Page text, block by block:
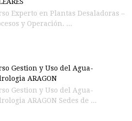
Experto en Plantas Desaladoras –
y Operación. ...
Gestion y Uso del Agua-
ARAGON
Gestion y Uso del Agua-
ARAGON Sedes de ...